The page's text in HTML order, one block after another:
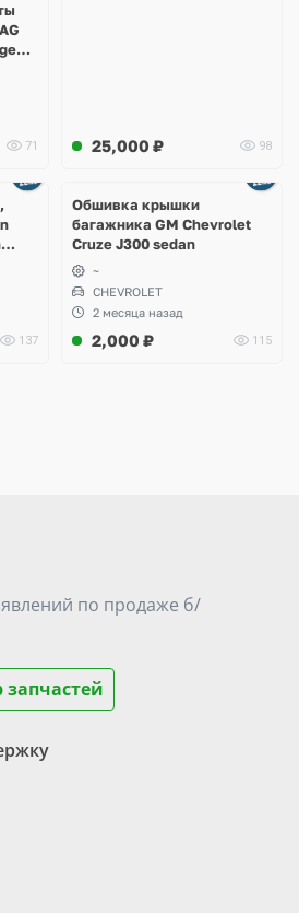
71 25,000 ₽ 98
137
Обшивка крышки
багажника GM Chevrolet
Cruze J300 sedan
~
CHEVROLET
2 месяца назад
2,000 ₽ 115
по продаже б/
запчастей